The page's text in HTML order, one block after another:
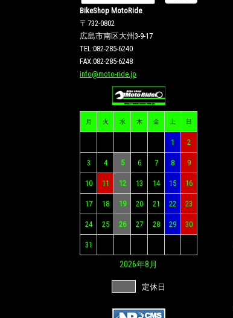
BikeShop MotoRide
〒732-0802
広島市南区大州3-9-17
TEL:082-285-6240
FAX:082-285-6248
info@moto-ride.jp
月 火 水 木 金 土 日
1 2
3 4 5 6 7 8 9
10 11 12 13 14 15 16
17 18 19 20 21 22 23
24 25 26 27 28 29 30
31
2026年8月
定休日